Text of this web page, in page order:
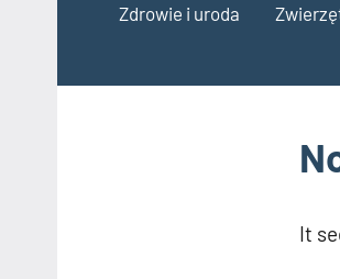
Zdrowie i uroda
It